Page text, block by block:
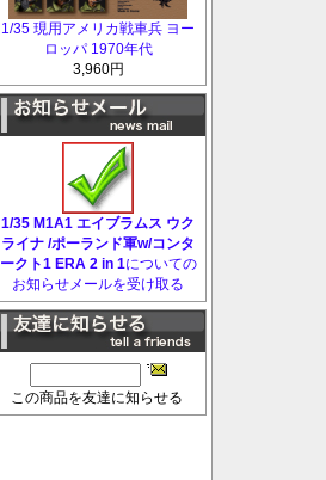
1/35 現用アメリカ戦車兵 ヨー
ロッパ 1970年代
3,960円
1/35 M1A1 エイブラムス ウク
ライナ /ポーランド軍w/コンタ
ークト1 ERA 2 in 1についての
お知らせメールを受け取る
この商品を友達に知らせる